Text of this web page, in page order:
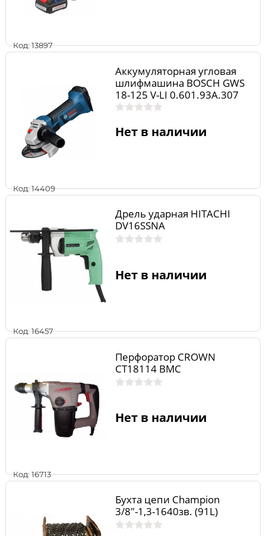
Код: 13897
Код: 14409
Аккумуляторная угловая
шлифмашина BOSCH GWS
18-125 V-LI 0.601.93A.307
Нет в наличии
Код: 16457
Дрель ударная HITACHI
DV16SSNA
Нет в наличии
Код: 16713
Перфоратор CROWN
CT18114 BMC
Нет в наличии
Бухта цепи Champion
3/8"-1,3-1640зв. (91L)